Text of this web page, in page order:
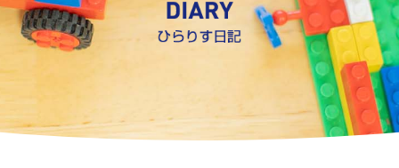
参
加
育